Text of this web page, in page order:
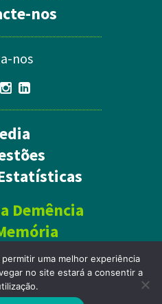
nos
nos
Demência
Privacidade
do site
uma melhor experiência
no site estará a consentir a